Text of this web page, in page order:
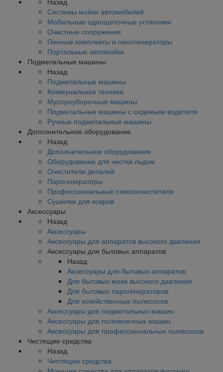
Системы мойки автомобилей
Мобильные однощеточные установки
Очистные сооружения
Пенные комплекты и пеногенераторы
Портальные автомойки
Подметальные машины
Назад
Подметальные машины
Коммунальная техника
Мусороуборочные машины
Подметальные машины с сиденьем водителя
Ручные подметальные машины
Дополнительное оборудование
Назад
Дополнительное оборудование
Оборудование для чистки льдом
Очистители деталей
Парогенераторы
Профессиональные стеклоочистители
Сушилки для ковров
Аксессуары
Назад
Аксессуары
Аксессуары для аппаратов высокого давления
Аксессуары для бытовых аппаратов
Назад
Аксессуары для бытовых аппаратов
Для бытовых моек высокого давления
Для бытовых парогенераторов
Для хозяйственных пылесосов
Аксессуары для подметальных машин
Аксессуары для поломоечных машин
Аксессуары для профессиональных пылесосов
Чистящие средства
Назад
Чистящие средства